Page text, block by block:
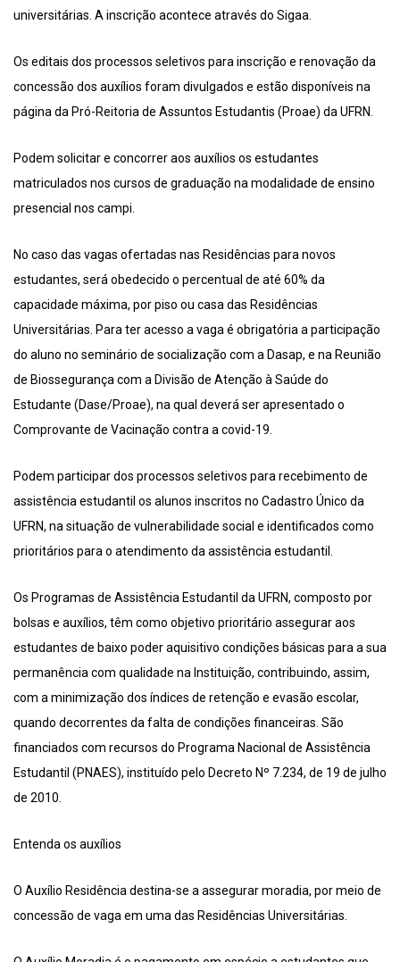
universitárias. A inscrição acontece através do Sigaa.
Os editais dos processos seletivos para inscrição e renovação da
concessão dos auxílios foram divulgados e estão disponíveis na
página da Pró-Reitoria de Assuntos Estudantis (Proae) da UFRN.
Podem solicitar e concorrer aos auxílios os estudantes
matriculados nos cursos de graduação na modalidade de ensino
presencial nos campi.
No caso das vagas ofertadas nas Residências para novos
estudantes, será obedecido o percentual de até 60% da
capacidade máxima, por piso ou casa das Residências
Universitárias. Para ter acesso a vaga é obrigatória a participação
do aluno no seminário de socialização com a Dasap, e na Reunião
de Biossegurança com a Divisão de Atenção à Saúde do
Estudante (Dase/Proae), na qual deverá ser apresentado o
Comprovante de Vacinação contra a covid-19.
Podem participar dos processos seletivos para recebimento de
assistência estudantil os alunos inscritos no Cadastro Único da
UFRN, na situação de vulnerabilidade social e identificados como
prioritários para o atendimento da assistência estudantil.
Os Programas de Assistência Estudantil da UFRN, composto por
bolsas e auxílios, têm como objetivo prioritário assegurar aos
estudantes de baixo poder aquisitivo condições básicas para a sua
permanência com qualidade na Instituição, contribuindo, assim,
com a minimização dos índices de retenção e evasão escolar,
quando decorrentes da falta de condições financeiras. São
financiados com recursos do Programa Nacional de Assistência
Estudantil (PNAES), instituído pelo Decreto Nº 7.234, de 19 de julho
de 2010.
Entenda os auxílios
O Auxílio Residência destina-se a assegurar moradia, por meio de
concessão de vaga em uma das Residências Universitárias.